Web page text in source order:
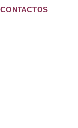
CONTACTOS